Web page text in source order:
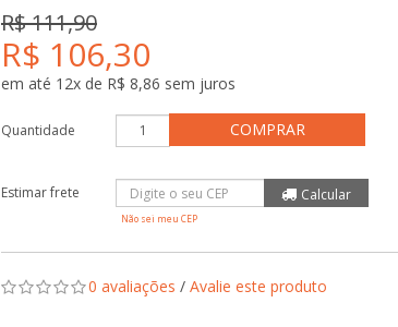
R$ 111,90
R$ 106,30
em até 12x de R$ 8,86 sem juros
Quantidade COMPRAR
Não sei meu CEP
0 avaliações / Avalie este produto